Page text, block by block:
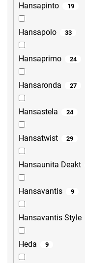
Hansapinto 19
Hansapolo 33
Hansaprimo 24
Hansaronda 27
Hansastela 24
Hansatwist 29
Hansaunita Deakt
Hansavantis 9
Hansavantis Style
Heda 9